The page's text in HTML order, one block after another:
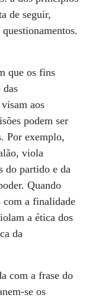
de seguir,
que os fins
aos
podem ser
Por exemplo,
viola
do partido e da
Quando
com a finalidade
a ética dos
da
com a frase do
se os